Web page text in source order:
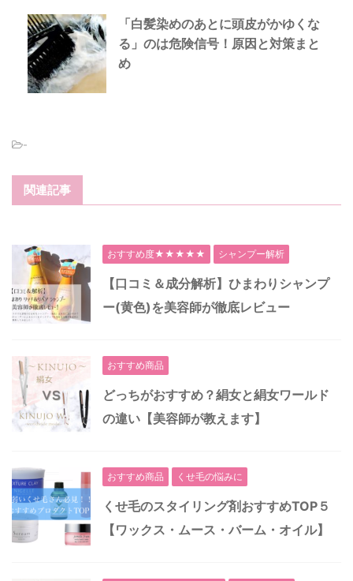
「白髪染めのあとに頭皮がかゆくな
る」のは危険信号！原因と対策まと
め
-
関連記事
おすすめ度★★★★★ シャンプー解析
【口コミ＆成分解析】ひまわりシャンプ
ー(黄色)を美容師が徹底レビュー
おすすめ商品
どっちがおすすめ？絹女と絹女ワールド
の違い【美容師が教えます】
おすすめ商品 くせ毛の悩みに
くせ毛のスタイリング剤おすすめTOP５
【ワックス・ムース・バーム・オイル】